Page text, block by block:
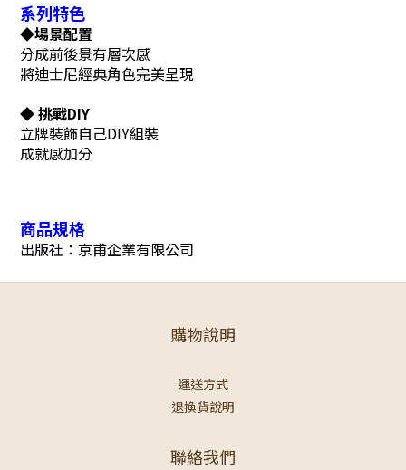
系列特色
◆場景配置
分成前後景有層次感
將迪士尼經典角色完美呈現
◆ 挑戰DIY
立牌裝飾自己DIY組裝
成就感加分
商品規格
出版社：京甫企業有限公司
購物說明
運送方式
退換貨說明
聯絡我們